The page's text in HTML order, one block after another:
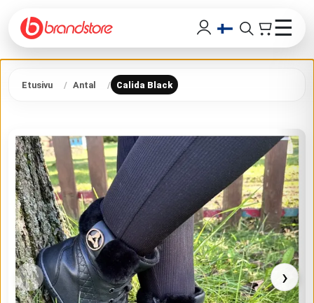
☰
Etusivu Antal Calida Black
‹ ›